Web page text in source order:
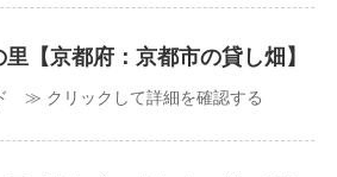
【京都府：京都市の貸し畑】
≫ クリックして詳細を確認する